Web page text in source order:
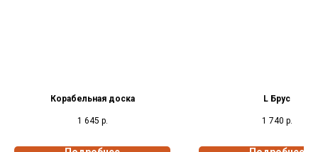
Корабельная доска
1 645 р.
L Брус
1 740 р.